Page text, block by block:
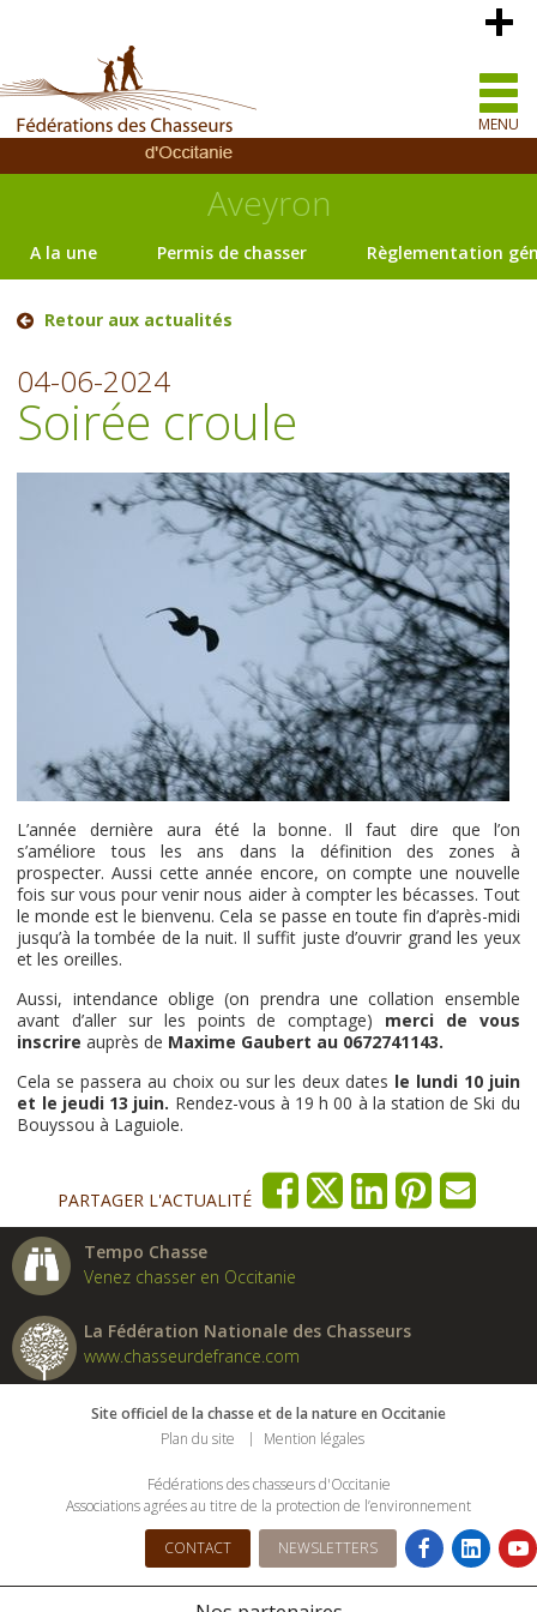
MENU
Aveyron
A la une Permis de chasser Règlementation
Retour aux actualités
04-06-2024
Soirée croule
L’année dernière aura été la bonne. Il faut dire que l’on
s’améliore tous les ans dans la définition des zones à
prospecter. Aussi cette année encore, on compte une nouvelle
fois sur vous pour venir nous aider à compter les bécasses. Tout
le monde est le bienvenu. Cela se passe en toute fin d’après-midi
jusqu’à la tombée de la nuit. Il suffit juste d’ouvrir grand les yeux
et les oreilles.
Aussi, intendance oblige (on prendra une collation ensemble
avant d’aller sur les points de comptage) merci de vous
inscrire auprès de Maxime Gaubert au 0672741143.
Cela se passera au choix ou sur les deux dates le lundi 10 juin
et le jeudi 13 juin. Rendez-vous à 19 h 00 à la station de Ski du
Bouyssou à Laguiole.
PARTAGER L'ACTUALITÉ
Tempo Chasse
Venez chasser en Occitanie
La Fédération Nationale des Chasseurs
www.chasseurdefrance.com
Site officiel de la chasse et de la nature en Occitanie
Plan du site
Mention légales
Fédérations des chasseurs d'Occitanie
Associations agrées au titre de la protection de l’environnement
CONTACT NEWSLETTERS